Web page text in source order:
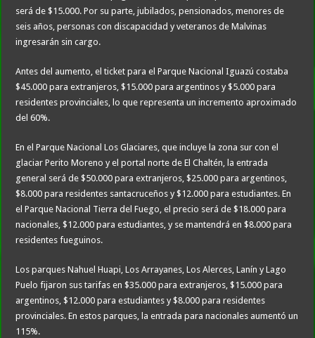
será de $15.000. Por su parte, jubilados, pensionados, menores de
seis años, personas con discapacidad y veteranos de Malvinas
ingresarán sin cargo.
Antes del aumento, el ticket para el Parque Nacional Iguazú costaba
$45.000 para extranjeros, $15.000 para argentinos y $5.000 para
residentes provinciales, lo que representa un incremento aproximado
del 60%.
En el Parque Nacional Los Glaciares, que incluye la zona sur con el
glaciar Perito Moreno y el portal norte de El Chaltén, la entrada
general será de $50.000 para extranjeros, $25.000 para argentinos,
$8.000 para residentes santacruceños y $12.000 para estudiantes. En
el Parque Nacional Tierra del Fuego, el precio será de $18.000 para
nacionales, $12.000 para estudiantes, y se mantendrá en $8.000 para
residentes fueguinos.
Los parques Nahuel Huapi, Los Arrayanes, Los Alerces, Lanín y Lago
Puelo fijaron sus tarifas en $35.000 para extranjeros, $15.000 para
argentinos, $12.000 para estudiantes y $8.000 para residentes
provinciales. En estos parques, la entrada para nacionales aumentó un
115%.